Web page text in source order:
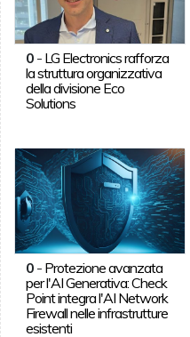
0- LG Electronics rafforza
la struttura organizzativa
della divisione Eco
Solutions
0- Protezione avanzata
per l'AI Generativa: Check
Point integra l'AI Network
Firewall nelle infrastrutture
esistenti